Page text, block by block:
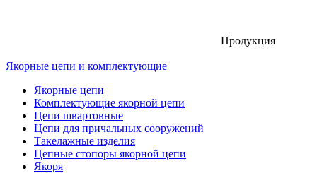
Продукция
Якорные цепи и комплектующие
Якорные цепи
Комплектующие якорной цепи
Цепи швартовные
Цепи для причальных сооружений
Такелажные изделия
Цепные стопоры якорной цепи
Якоря